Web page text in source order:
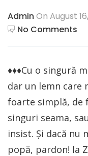
Admin On August
No Comments
♦♦♦Cu o singură
dar un lemn care
foarte simplă, de
singuri seama,
insist. Și dacă nu
popă, pardon! la